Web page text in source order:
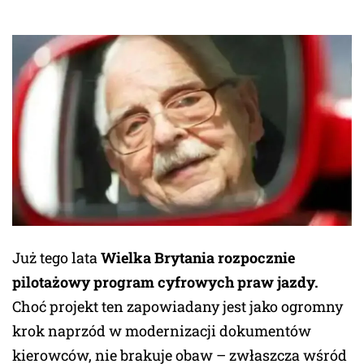
Już tego lataWielka Brytania rozpocznie
pilotażowy program cyfrowych praw jazdy.
Choć projekt ten zapowiadany jest jako ogromny
krok naprzód w modernizacji dokumentów
kierowców, nie brakuje obaw – zwłaszcza wśród